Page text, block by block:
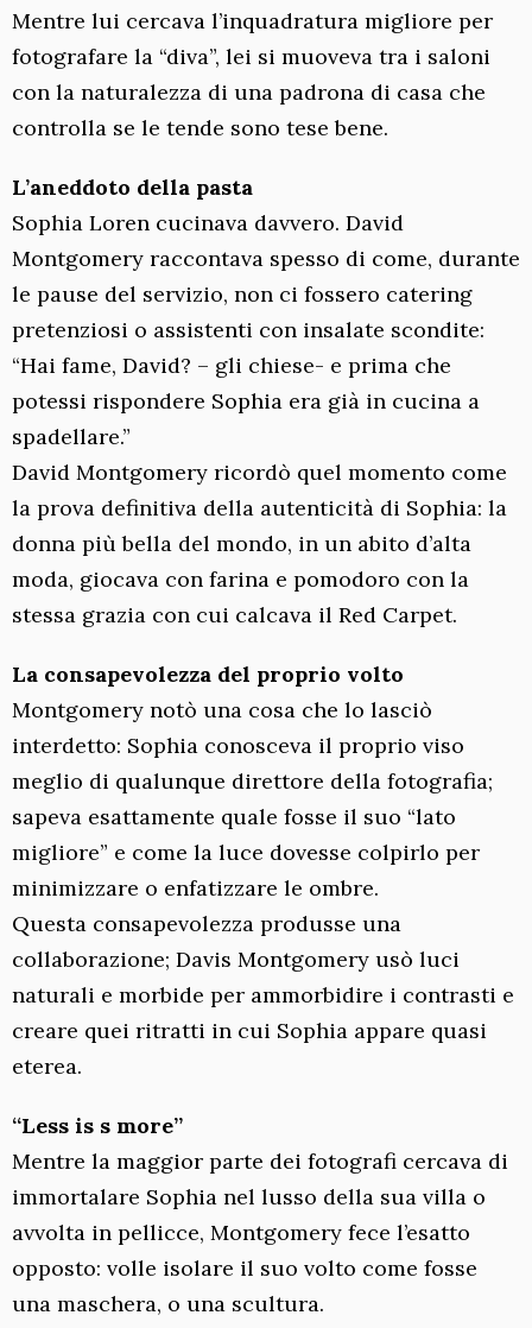
Mentre lui cercava l’inquadratura migliore per
fotografare la “diva”, lei si muoveva tra i saloni
con la naturalezza di una padrona di casa che
controlla se le tende sono tese bene.
L’aneddoto della pasta
Sophia Loren cucinava davvero. David
Montgomery raccontava spesso di come, durante
le pause del servizio, non ci fossero catering
pretenziosi o assistenti con insalate scondite:
“Hai fame, David? – gli chiese- e prima che
potessi rispondere Sophia era già in cucina a
spadellare.”
David Montgomery ricordò quel momento come
la prova definitiva della autenticità di Sophia: la
donna più bella del mondo, in un abito d’alta
moda, giocava con farina e pomodoro con la
stessa grazia con cui calcava il Red Carpet.
La consapevolezza del proprio volto
Montgomery notò una cosa che lo lasciò
interdetto: Sophia conosceva il proprio viso
meglio di qualunque direttore della fotografia;
sapeva esattamente quale fosse il suo “lato
migliore” e come la luce dovesse colpirlo per
minimizzare o enfatizzare le ombre.
Questa consapevolezza produsse una
collaborazione; Davis Montgomery usò luci
naturali e morbide per ammorbidire i contrasti e
creare quei ritratti in cui Sophia appare quasi
eterea.
“Less is s more”
Mentre la maggior parte dei fotografi cercava di
immortalare Sophia nel lusso della sua villa o
avvolta in pellicce, Montgomery fece l’esatto
opposto: volle isolare il suo volto come fosse
una maschera, o una scultura.